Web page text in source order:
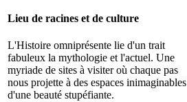
Lieu de racines et de culture
L'Histoire omniprésente lie d'un trait
fabuleux la mythologie et l'actuel. Une
myriade de sites à visiter où chaque pas
nous projette à des espaces inimaginables
d'une beauté stupéfiante.